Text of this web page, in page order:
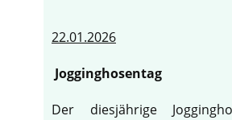
22.01.2026
Jogginghosentag
Der diesjährige